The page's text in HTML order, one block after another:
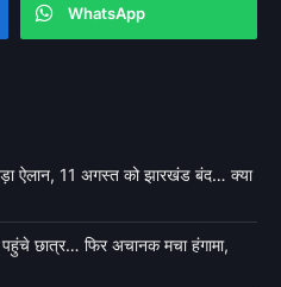
WhatsApp
बड़ा ऐलान, 11 अगस्त को झारखंड बंद… क्या
छात्र… फिर अचानक मचा हंगामा,